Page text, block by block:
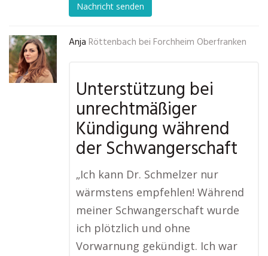
Nachricht senden
Anja Röttenbach bei Forchheim Oberfranken
Unterstützung bei
unrechtmäßiger
Kündigung während
der Schwangerschaft
„Ich kann Dr. Schmelzer nur
wärmstens empfehlen! Während
meiner Schwangerschaft wurde
ich plötzlich und ohne
Vorwarnung gekündigt. Ich war